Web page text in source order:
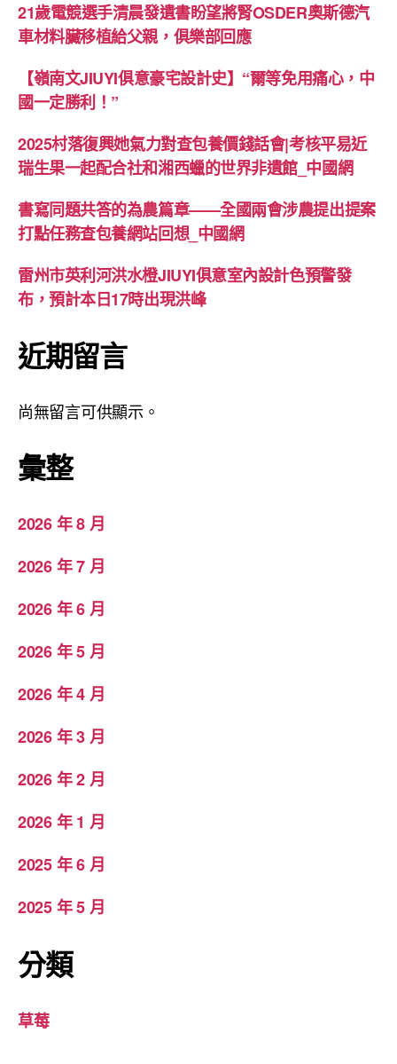
21歲電競選手清晨發遺書盼望將腎OSDER奧斯德汽
車材料臟移植給父親，俱樂部回應
【嶺南文JIUYI俱意豪宅設計史】“爾等免用痛心，中
國一定勝利！”
2025村落復興她氣力對查包養價錢話會|考核平易近
瑞生果一起配合社和湘西蠟的世界非遺館_中國網
書寫同題共答的為農篇章——全國兩會涉農提出提案
打點任務查包養網站回想_中國網
雷州市英利河洪水橙JIUYI俱意室內設計色預警發
布，預計本日17時出現洪峰
近期留言
尚無留言可供顯示。
彙整
2026 年 8 月
2026 年 7 月
2026 年 6 月
2026 年 5 月
2026 年 4 月
2026 年 3 月
2026 年 2 月
2026 年 1 月
2025 年 6 月
2025 年 5 月
分類
草莓